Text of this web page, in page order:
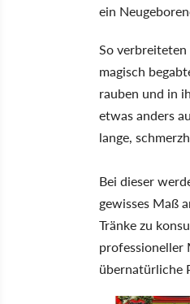
ein
So
magisch
rauben und in
etwas anders
lange,
Bei dieser
gewisses Maß
Tränke zu
professioneller
übernatürliche